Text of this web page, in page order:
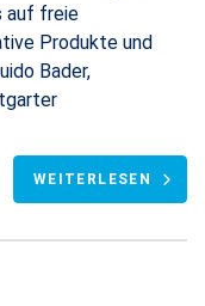
auf freie
Produkte und
Bader,
WEITERLESEN